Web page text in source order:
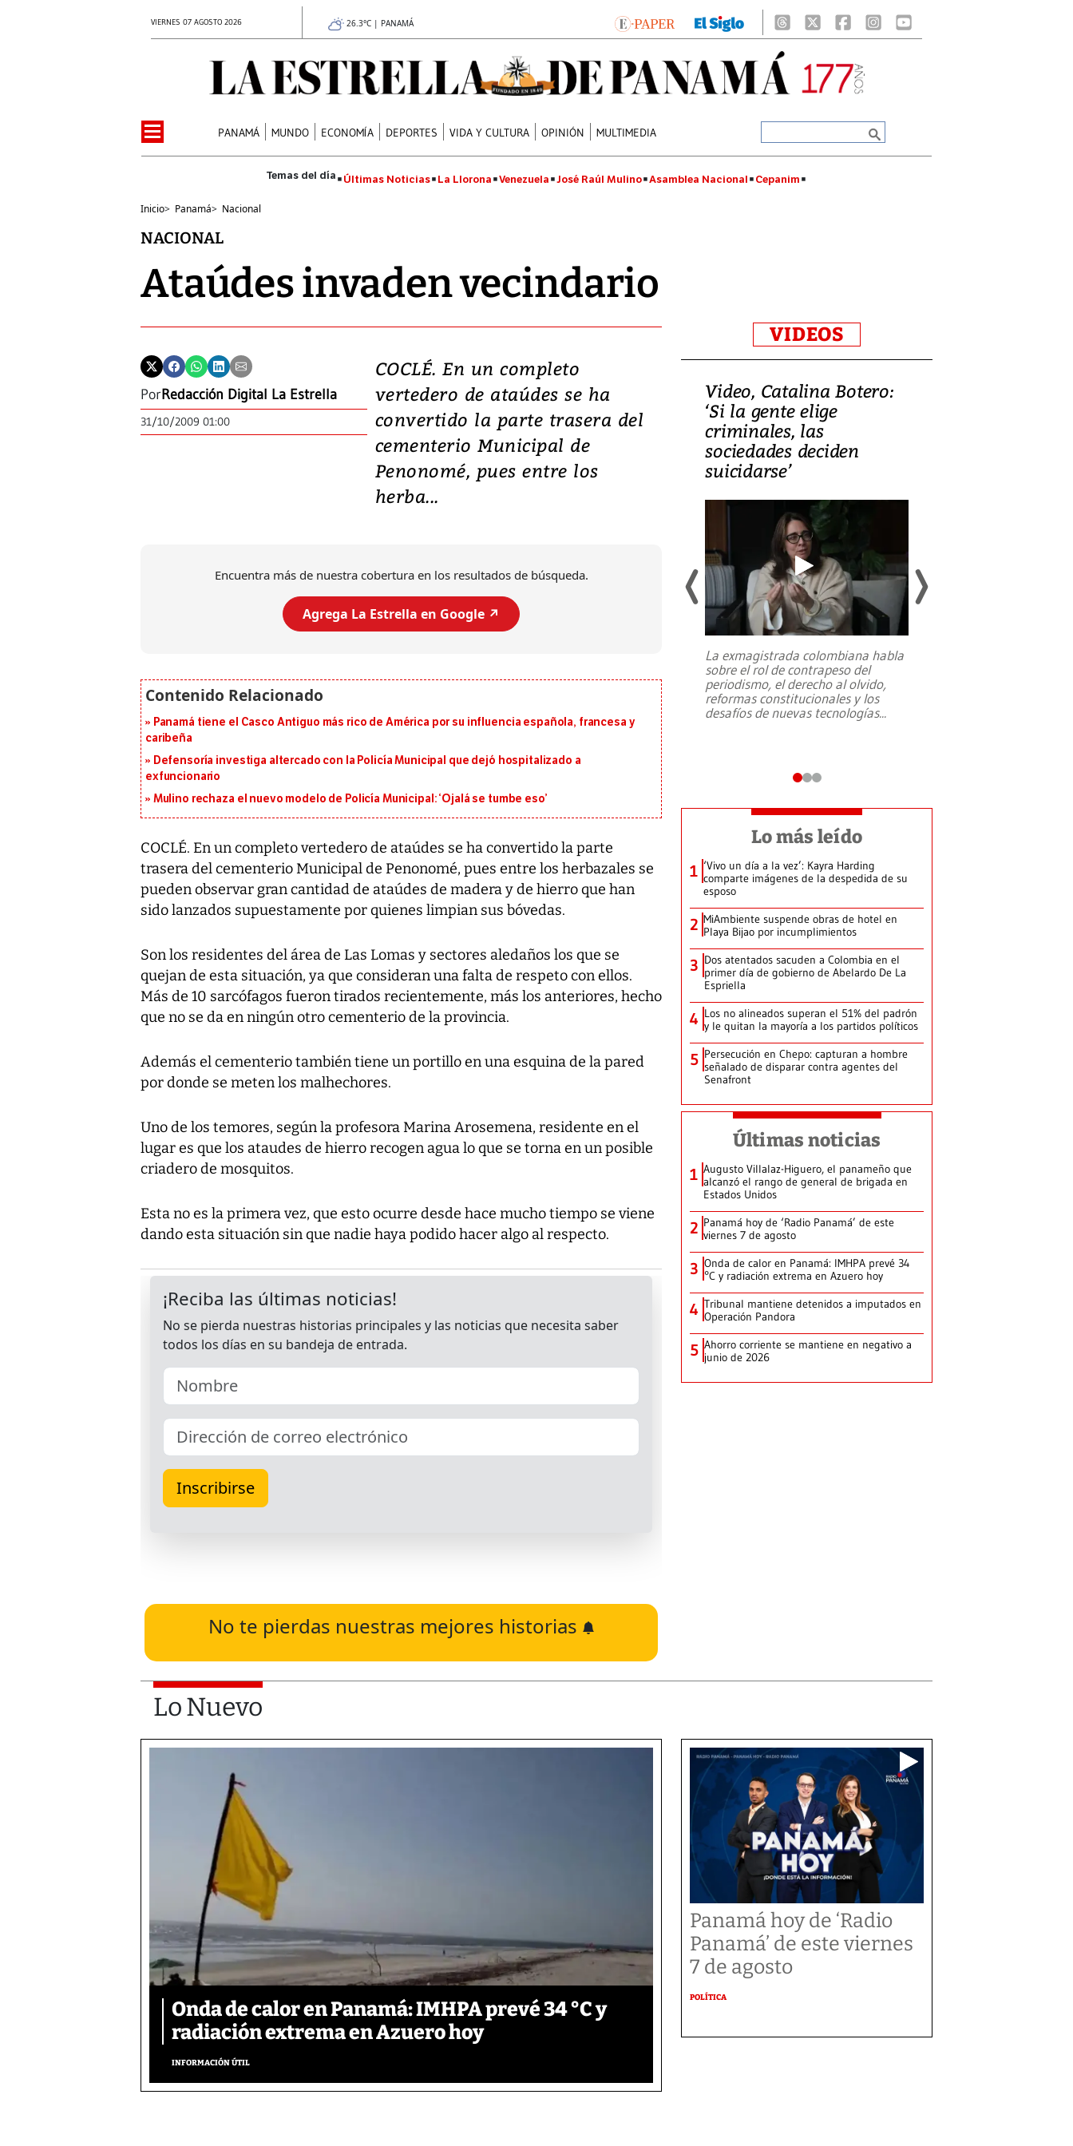
VIERNES 07 AGOSTO 2026 26.3°C | PANAMÁ
PANAMÁ MUNDO ECONOMÍA DEPORTES VIDA Y CULTURA OPINIÓN MULTIMEDIA
Últimas Noticias La Llorona Venezuela José Raúl Mulino Asamblea Nacional Cepanim
Inicio> Panamá> Nacional
NACIONAL
Ataúdes invaden vecindario
PorRedacción Digital La Estrella
31/10/2009 01:00
COCLÉ. En un completo
vertedero de ataúdes se ha
convertido la parte trasera del
cementerio Municipal de
Penonomé, pues entre los
herba...
Encuentra más de nuestra cobertura en los resultados de búsqueda.
Agrega La Estrella en Google ↗️
Panamá tiene el Casco Antiguo más rico de América por su influencia española, francesa y
caribeña
Defensoría investiga altercado con la Policía Municipal que dejó hospitalizado a
exfuncionario
Mulino rechaza el nuevo modelo de Policía Municipal: ‘Ojalá se tumbe eso’
COCLÉ. En un completo vertedero de ataúdes se ha convertido la parte
trasera del cementerio Municipal de Penonomé, pues entre los herbazales se
pueden observar gran cantidad de ataúdes de madera y de hierro que han
sido lanzados supuestamente por quienes limpian sus bóvedas.
Son los residentes del área de Las Lomas y sectores aledaños los que se
quejan de esta situación, ya que consideran una falta de respeto con ellos.
Más de 10 sarcófagos fueron tirados recientemente, más los anteriores, hecho
que no se da en ningún otro cementerio de la provincia.
Además el cementerio también tiene un portillo en una esquina de la pared
por donde se meten los malhechores.
Uno de los temores, según la profesora Marina Arosemena, residente en el
lugar es que los ataudes de hierro recogen agua lo que se torna en un posible
criadero de mosquitos.
Esta no es la primera vez, que esto ocurre desde hace mucho tiempo se viene
dando esta situación sin que nadie haya podido hacer algo al respecto.
No te pierdas nuestras mejores historias
VIDEOS
Video, Japón: Terremoto
deja heridos y graves
daños en Kumamoto
Un fuerte terremoto de magnitud
7,1 se registró este martes 28 de
Video, Catalina Botero:
‘Si la gente elige
criminales, las
sociedades deciden
suicidarse’
La exmagistrada colombiana habla
sobre el rol de contrapeso del
periodismo, el derecho al olvido,
reformas constitucionales y los
desafíos de nuevas tecnologías...
Lo más leído
1 ‘Vivo un día a la vez’: Kayra Harding
comparte imágenes de la despedida de su
esposo
2 MiAmbiente suspende obras de hotel en
Playa Bijao por incumplimientos
3 Dos atentados sacuden a Colombia en el
primer día de gobierno de Abelardo De La
Espriella
4 Los no alineados superan el 51% del padrón
y le quitan la mayoría a los partidos políticos
5 Persecución en Chepo: capturan a hombre
señalado de disparar contra agentes del
Senafront
Últimas noticias
1 Augusto Villalaz-Higuero, el panameño que
alcanzó el rango de general de brigada en
Estados Unidos
2 Panamá hoy de ‘Radio Panamá’ de este
viernes 7 de agosto
3 Onda de calor en Panamá: IMHPA prevé 34
°C y radiación extrema en Azuero hoy
4 Tribunal mantiene detenidos a imputados en
Operación Pandora
5 Ahorro corriente se mantiene en negativo a
junio de 2026
Lo Nuevo
Onda de calor en Panamá: IMHPA prevé 34 °C y
radiación extrema en Azuero hoy
INFORMACIÓN ÚTIL
Panamá hoy de ‘Radio
Panamá’ de este viernes
7 de agosto
POLÍTICA